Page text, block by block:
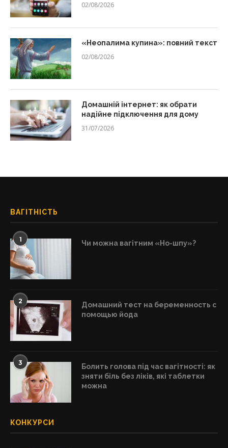
02/08/2026
«Неопалима купина»: повний текст
02/08/2026
Домашній інтернет: як обрати
надійне підключення для дому
31/07/2026
ВАГІТНІСТЬ
1 Чи можна вагітним «Но-шпу»?
2
Домашний тест на беременность с
помощью йода
3
Болить голова під час вагітності: як
зняти біль без ліків, які таблетки
можна
КОНКУРСИ